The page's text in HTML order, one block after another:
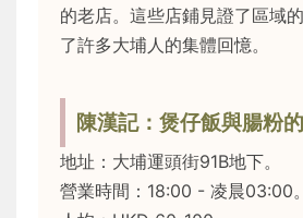
的老店。這些店鋪見證了區域
了許多大埔人的集體回憶。
陳漢記：煲仔飯與腸粉
地址：大埔運頭街91B地下。
營業時間：18:00 - 凌晨03:00。